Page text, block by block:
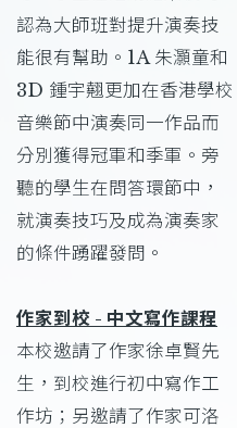
認為大師班對提升演奏技
能很有幫助。1A 朱灝童和
3D 鍾宇翹更加在香港學校
音樂節中演奏同一作品而
分別獲得冠軍和季軍。旁
聽的學生在問答環節中，
就演奏技巧及成為演奏家
的條件踴躍發問。
作家到校 - 中文寫作課程
本校邀請了作家徐卓賢先
生，到校進行初中寫作工
作坊；另邀請了作家可洛